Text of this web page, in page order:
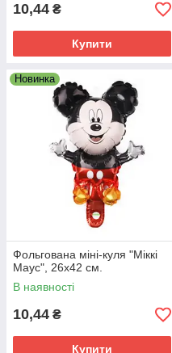
10,44 ₴
Купити
Новинка
Фольгована міні-куля "Міккі
Маус", 26х42 см.
В наявності
10,44 ₴
Купити